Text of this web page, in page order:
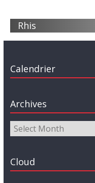
Rhis
Calendrier
Archives
Cloud